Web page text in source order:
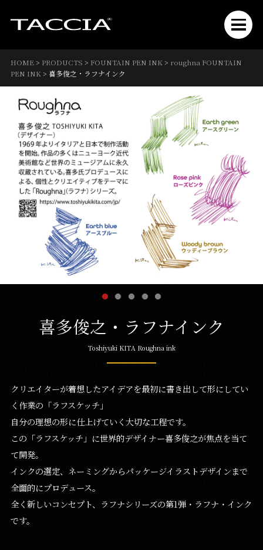
HOME> PRODUCTS > FOUNTAIN PEN INK > roughna FOUNTAIN
PEN INK > 喜多俊之・ラフナインク
喜多俊之・ラフナインク
Toshiyuki KITA Roughna ink
クリエイターが着想したアイデアを最初に書き出して形にしてい
く作業の「ラフスケッチ」
自分の理想の形に仕上げていく大切な工程です。
この「ラフスケッチ」に世界的デザイナー喜多俊之が焦点を当て
て開発。
インクの選定、ネーミングからパッケージイラストデザインまで
全面的にプロデュース。
全く新しいコンセプト、ラフナシリーズの第1弾・ラフナ・インク
です。